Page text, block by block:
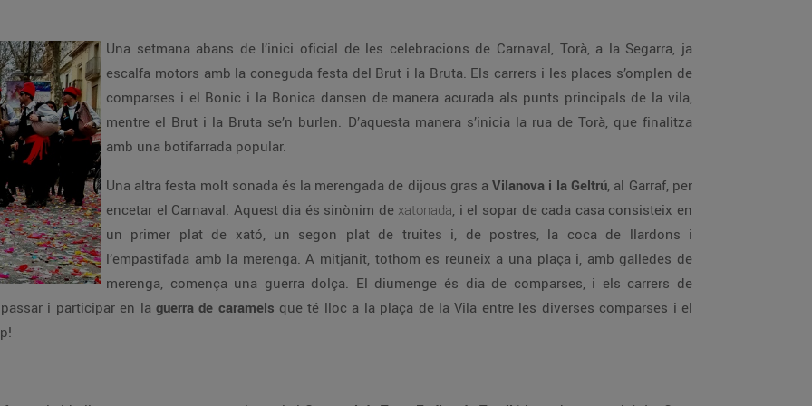
Una setmana abans de l’inici oficial de les celebracions de Carnaval, Torà, a la Segarra, ja
escalfa motors amb la coneguda festa del Brut i la Bruta. Els carrers i les places s’omplen de
comparses i el Bonic i la Bonica dansen de manera acurada als punts principals de la vila,
mentre el Brut i la Bruta se’n burlen. D’aquesta manera s’inicia la rua de Torà, que finalitza
amb una botifarrada popular.
Una altra festa molt sonada és la merengada de dijous gras a Vilanova i la Geltrú, al Garraf, per
encetar el Carnaval. Aquest dia és sinònim de xatonada, i el sopar de cada casa consisteix en
un primer plat de xató, un segon plat de truites i, de postres, la coca de llardons i
l’empastifada amb la merenga. A mitjanit, tothom es reuneix a una plaça i, amb galledes de
merenga, comença una guerra dolça. El diumenge és dia de comparses, i els carrers de
i participar en la guerra de caramels que té lloc a la plaça de la Vila entre les diverses comparses i el